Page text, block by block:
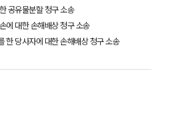
업무분야
공유물분할 청구 소송
에 대한 손해배상 청구 소송
한 당사자에 대한 손해배상 청구 소송